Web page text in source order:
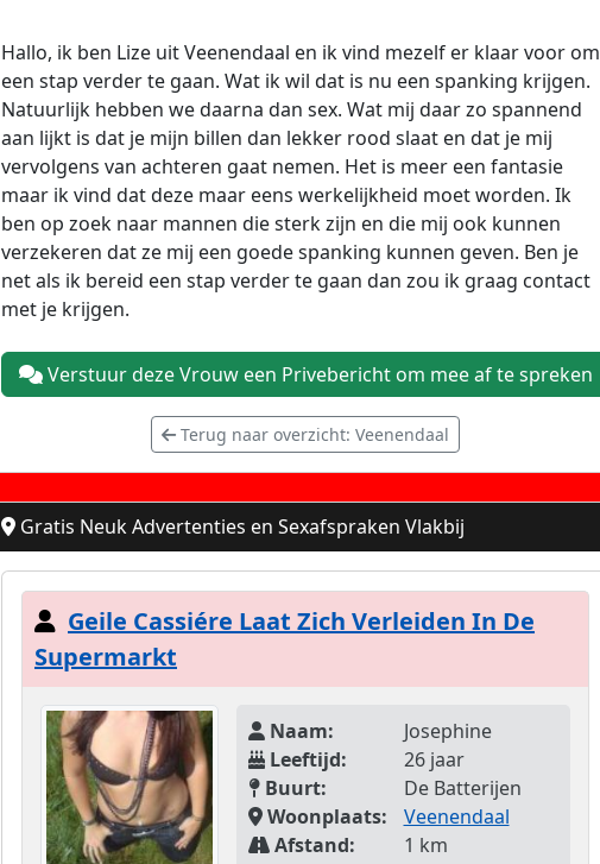
Hallo, ik ben Lize uit Veenendaal en ik vind mezelf er klaar voor om
een stap verder te gaan. Wat ik wil dat is nu een spanking krijgen.
Natuurlijk hebben we daarna dan sex. Wat mij daar zo spannend
aan lijkt is dat je mijn billen dan lekker rood slaat en dat je mij
vervolgens van achteren gaat nemen. Het is meer een fantasie
maar ik vind dat deze maar eens werkelijkheid moet worden. Ik
ben op zoek naar mannen die sterk zijn en die mij ook kunnen
verzekeren dat ze mij een goede spanking kunnen geven. Ben je
net als ik bereid een stap verder te gaan dan zou ik graag contact
met je krijgen.
Verstuur deze Vrouw een Privebericht om mee af te spreken
Terug naar overzicht: Veenendaal
Gratis Neuk Advertenties en Sexafspraken Vlakbij
Geile Cassiére Laat Zich Verleiden In De
Supermarkt
Naam:
Josephine
Leeftijd:
26 jaar
Buurt:
De Batterijen
Woonplaats:
Veenendaal
Afstand:
1 km